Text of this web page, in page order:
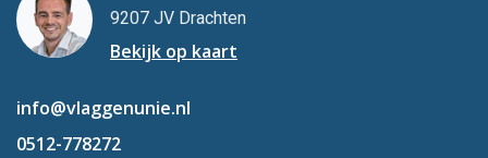
9207 JV Drachten
Bekijk op kaart
info@vlaggenunie.nl
0512-778272